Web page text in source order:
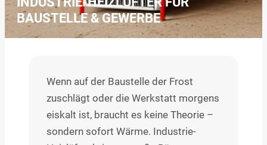
BAUSTELLE & GEWERBE
Wenn auf der Baustelle der Frost
zuschlägt oder die Werkstatt morgens
eiskalt ist, braucht es keine Theorie –
sondern sofort Wärme. Industrie-